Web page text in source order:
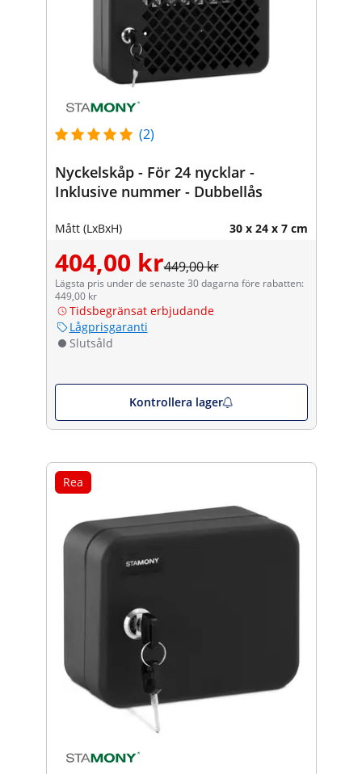
(2)
Nyckelskåp - För 24 nycklar -
Inklusive nummer - Dubbellås
Mått (LxBxH) 30 x 24 x 7 cm
404,00 kr449,00 kr
Lägsta pris under de senaste 30 dagarna före rabatten:
449,00 kr
Tidsbegränsat erbjudande
Lågprisgaranti
Slutsåld
Kontrollera lager
Rea